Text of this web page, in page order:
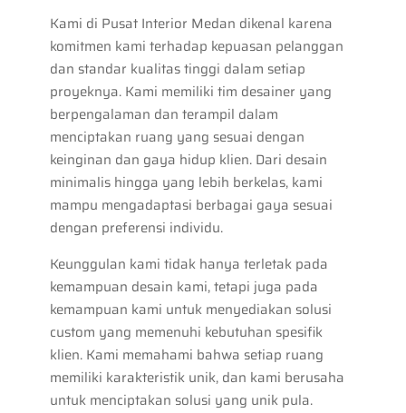
Kami di Pusat Interior Medan dikenal karena
komitmen kami terhadap kepuasan pelanggan
dan standar kualitas tinggi dalam setiap
proyeknya. Kami memiliki tim desainer yang
berpengalaman dan terampil dalam
menciptakan ruang yang sesuai dengan
keinginan dan gaya hidup klien. Dari desain
minimalis hingga yang lebih berkelas, kami
mampu mengadaptasi berbagai gaya sesuai
dengan preferensi individu.
Keunggulan kami tidak hanya terletak pada
kemampuan desain kami, tetapi juga pada
kemampuan kami untuk menyediakan solusi
custom yang memenuhi kebutuhan spesifik
klien. Kami memahami bahwa setiap ruang
memiliki karakteristik unik, dan kami berusaha
untuk menciptakan solusi yang unik pula.